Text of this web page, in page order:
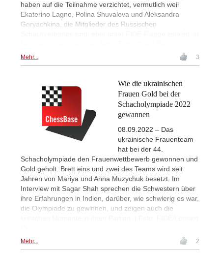
haben auf die Teilnahme verzichtet, vermutlich weil
Ekaterino Lagno, Polina Shuvalova und Aleksandra
Goryachkina, die Mitglieder des Russischen
Mehr... 3
Wie die ukrainischen
Frauen Gold bei der
Schacholympiade 2022
gewannen
08.09.2022 – Das
ukrainische Frauenteam
hat bei der 44.
Schacholympiade den Frauenwettbewerb gewonnen und
Gold geholt. Brett eins und zwei des Teams wird seit
Jahren von Mariya und Anna Muzychuk besetzt. Im
Interview mit Sagar Shah sprechen die Schwestern über
ihre Erfahrungen in Indien, darüber, wie schwierig es war,
die Olympiade zu gewinnen, und zeigen auch die
Mehr... 2